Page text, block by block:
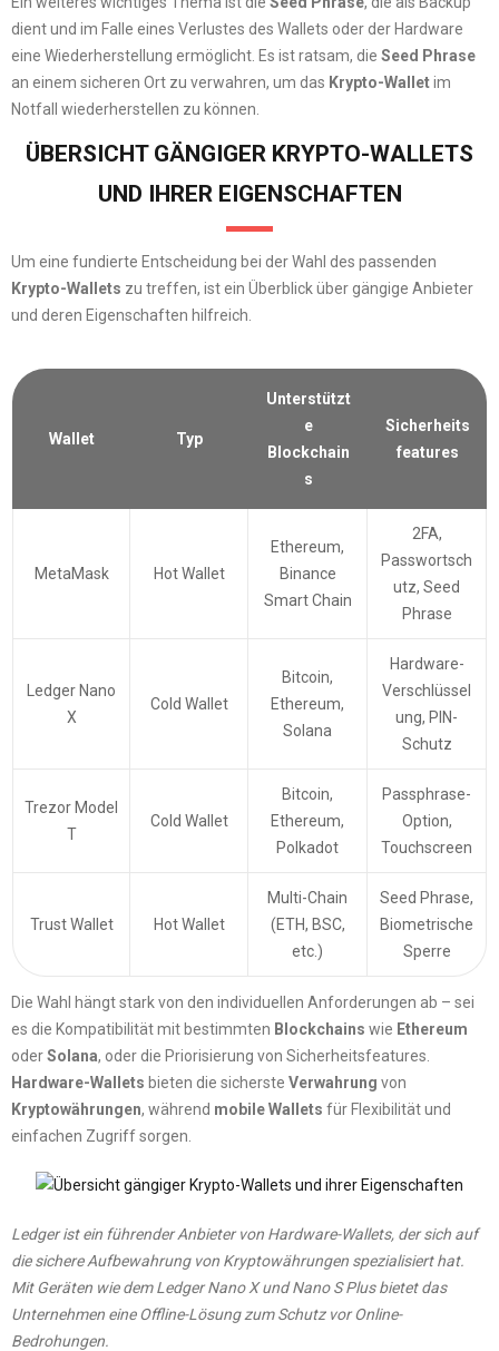
dient und im Falle eines Verlustes des Wallets oder der Hardware
eine Wiederherstellung ermöglicht. Es ist ratsam, die Seed Phrase
an einem sicheren Ort zu verwahren, um das Krypto-Walletim
Notfall wiederherstellen zu können.
ÜBERSICHT GÄNGIGER KRYPTO-WALLETS
UND IHRER EIGENSCHAFTEN
Um eine fundierte Entscheidung bei der Wahl des passenden
Krypto-Wallets zu treffen, ist ein Überblick über gängige Anbieter
und deren Eigenschaften hilfreich.
Wallet Typ
Unterstützt
e
Blockchain
s
Sicherheits
features
MetaMask Hot Wallet
Ethereum,
Binance
Smart Chain
2FA,
Passwortsch
utz, Seed
Phrase
Ledger Nano
X
Cold Wallet
Bitcoin,
Ethereum,
Solana
Hardware-
Verschlüssel
ung, PIN-
Schutz
Trezor Model
T
Cold Wallet
Bitcoin,
Ethereum,
Polkadot
Passphrase-
Option,
Touchscreen
Trust Wallet Hot Wallet
Multi-Chain
(ETH, BSC,
etc.)
Seed Phrase,
Biometrische
Sperre
Die Wahl hängt stark von den individuellen Anforderungen ab – sei
es die Kompatibilität mit bestimmten Blockchains wie Ethereum
oderSolana, oder die Priorisierung von Sicherheitsfeatures.
Hardware-Wallets bieten die sicherste Verwahrung von
Kryptowährungen, während mobile Wallets für Flexibilität und
einfachen Zugriff sorgen.
Ledger ist ein führender Anbieter von Hardware-Wallets, der sich auf
die sichere Aufbewahrung von Kryptowährungen spezialisiert hat.
Mit Geräten wie dem Ledger Nano X und Nano S Plus bietet das
Unternehmen eine Offline-Lösung zum Schutz vor Online-
Bedrohungen.